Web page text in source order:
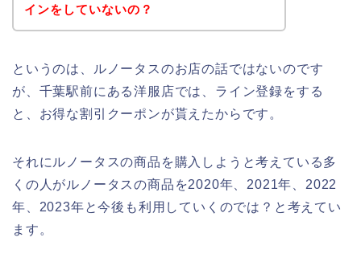
インをしていないの？
というのは、ルノータスのお店の話ではないのです
が、千葉駅前にある洋服店では、ライン登録をする
と、お得な割引クーポンが貰えたからです。
それにルノータスの商品を購入しようと考えている多
くの人がルノータスの商品を2020年、2021年、2022
年、2023年と今後も利用していくのでは？と考えてい
ます。